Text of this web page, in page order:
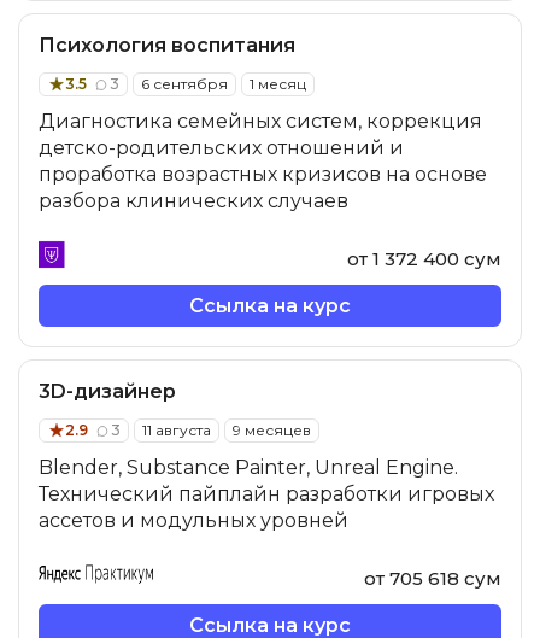
Психология воспитания
3.5 3 6 сентября 1 месяц
Диагностика семейных систем, коррекция
детско-родительских отношений и
проработка возрастных кризисов на основе
разбора клинических случаев
Ссылка на курс
от 1 372 400 сум
3D-дизайнер
2.9 3 11 августа 9 месяцев
Blender, Substance Painter, Unreal Engine.
Технический пайплайн разработки игровых
ассетов и модульных уровней
Ссылка на курс
от 705 618 сум